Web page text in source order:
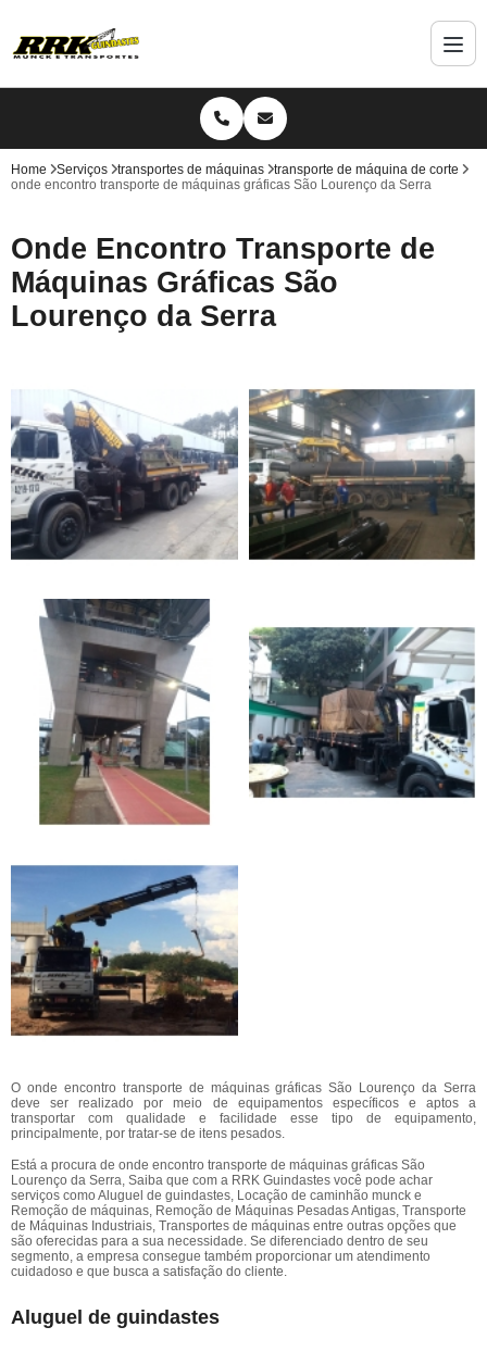
Home Serviços transportes de máquinas
transporte de máquina de corte
onde encontro transporte de máquinas gráficas São Lourenço da Serra
Onde Encontro Transporte de
Máquinas Gráficas São
Lourenço da Serra
O onde encontro transporte de máquinas gráficas São Lourenço da Serra
deve ser realizado por meio de equipamentos específicos e aptos a
transportar com qualidade e facilidade esse tipo de equipamento,
principalmente, por tratar-se de itens pesados.
Está a procura de onde encontro transporte de máquinas gráficas São
Lourenço da Serra, Saiba que com a RRK Guindastes você pode achar
serviços como Aluguel de guindastes, Locação de caminhão munck e
Remoção de máquinas, Remoção de Máquinas Pesadas Antigas, Transporte
de Máquinas Industriais, Transportes de máquinas entre outras opções que
são oferecidas para a sua necessidade. Se diferenciado dentro de seu
segmento, a empresa consegue também proporcionar um atendimento
cuidadoso e que busca a satisfação do cliente.
Aluguel de guindastes